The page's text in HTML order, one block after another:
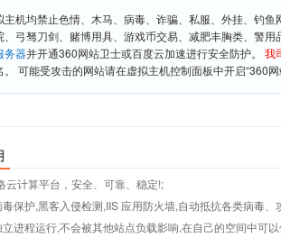
主机均禁止色情、木马、病毒、诈骗、私服、外挂、钓
、弓驽刀剑、赌博用具、游戏币交易、减肥丰胸类、警
务器并开通360网站卫士或百度云加速进行安全防护。 我
。 可能受攻击的网站请在虚拟主机控制面板中开启“360
云计算平台，安全、可靠、稳定!;
保护,黑客入侵检测,IIS 应用防火墙,自动抵抗各类病毒、
进程运行,不会被其他站点负载影响,在自己的空间中可